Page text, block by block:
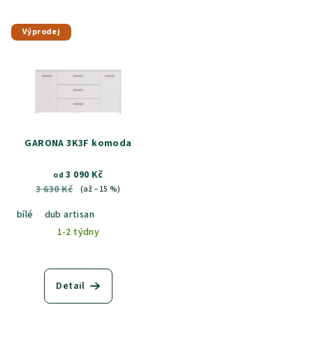
Výprodej
GARONA 3K3F komoda
od 3 090 Kč
3 630 Kč
(až –15 %)
bílé
dub artisan
1-2 týdny
Detail